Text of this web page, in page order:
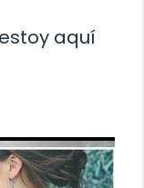
aquí